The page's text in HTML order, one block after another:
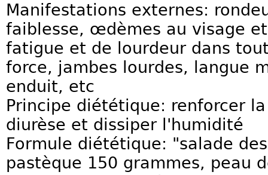
Manifestations externes:
faiblesse, œdèmes au visage
fatigue et de lourdeur dans
force, jambes lourdes, langue
enduit, etc
Principe diététique: renforcer
diurèse et dissiper l'humidité
Formule diététique: "salade
pastèque 150 grammes, peau